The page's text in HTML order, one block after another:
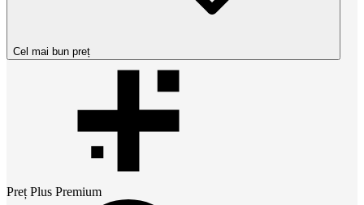
Cel mai bun preț
Preț Plus Premium